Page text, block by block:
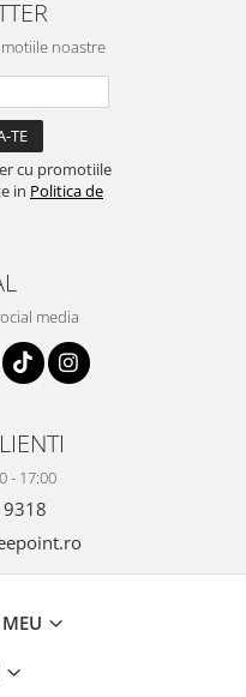
noastre
cu promotiile
in Politica de
media
- 17:00